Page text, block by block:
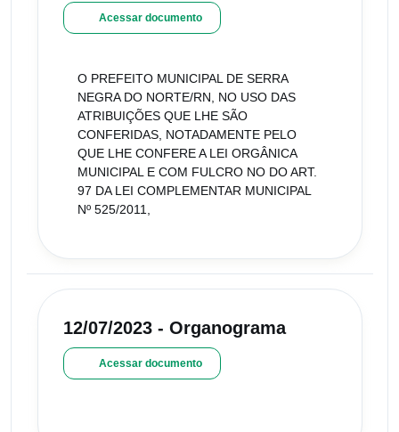
Acessar documento
O PREFEITO MUNICIPAL DE SERRA
NEGRA DO NORTE/RN, NO USO DAS
ATRIBUIÇÕES QUE LHE SÃO
CONFERIDAS, NOTADAMENTE PELO
QUE LHE CONFERE A LEI ORGÂNICA
MUNICIPAL E COM FULCRO NO DO ART.
97 DA LEI COMPLEMENTAR MUNICIPAL
Nº 525/2011,
12/07/2023 - Organograma
Acessar documento